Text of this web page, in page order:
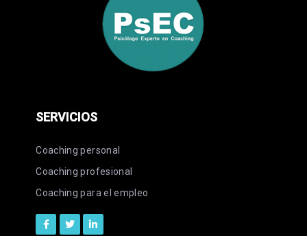
SERVICIOS
Coaching personal
Coaching profesional
Coaching para el empleo